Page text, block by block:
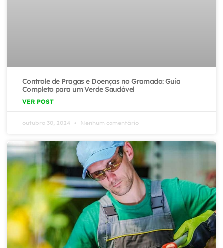
Controle de Pragas e Doenças no Gramado: Guia
Completo para um Verde Saudável
VER POST
outubro 30, 2024 Nenhum comentário